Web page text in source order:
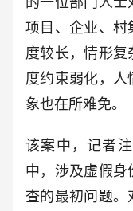
项目、企业、村
度较长，情形复
度约束弱化，人
象也在所难免。
该案中，记者
中，涉及虚假身
查的最初问题。